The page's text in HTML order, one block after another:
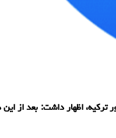
اظهار داشت: بعد از این